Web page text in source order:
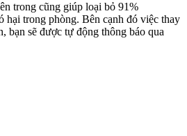
trong cũng giúp loại bỏ 91%
hại trong phòng. Bên cạnh đó việc thay
bạn sẽ được tự động thông báo qua